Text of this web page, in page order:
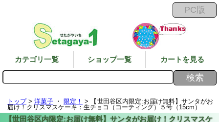
カテゴリ一覧 ショップ一覧 カートを見る
トップ> 洋菓子 ・ 限定！ > 【世田谷区内限定:お届け無料】サンタがお
届け！クリスマスケーキ：生チョコ（コーティング）５号（15cm）